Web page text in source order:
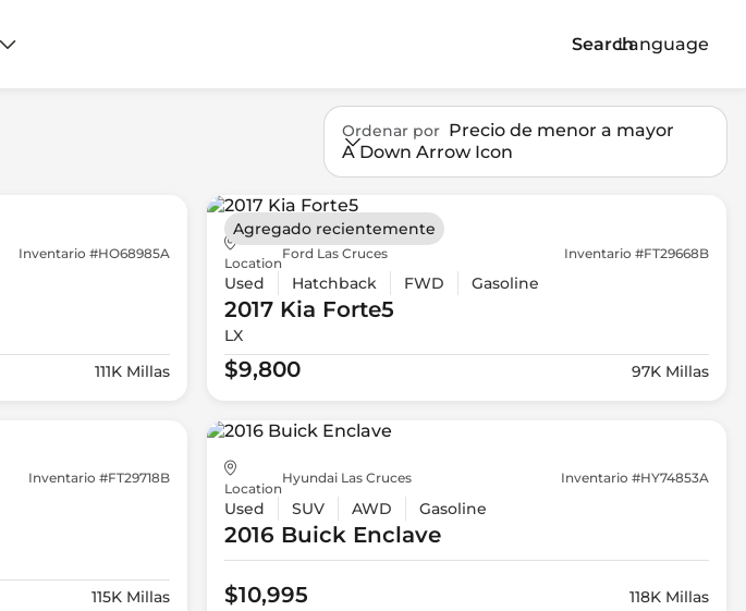
SearchLanguage
Ordenar por Precio de menor a mayor
A Down Arrow Icon
Inventario #HO68985A
111K Millas
Location
Ford Las Cruces Inventario #FT29668B
Used Hatchback FWD Gasoline
2017 Kia Forte5
LX
$9,800 97K Millas
Agregado recientemente
Inventario #FT29718B
115K Millas
Location
Hyundai Las Cruces Inventario #HY74853A
Used SUV AWD Gasoline
2016 Buick Enclave
$10,995 118K Millas